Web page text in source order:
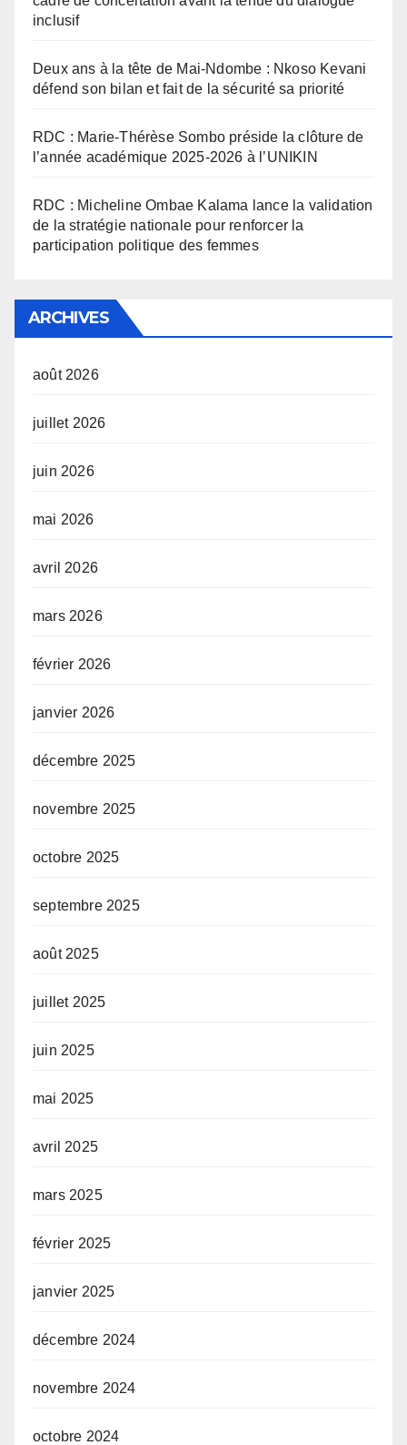
inclusif
Deux ans à la tête de Mai-Ndombe : Nkoso Kevani
défend son bilan et fait de la sécurité sa priorité
RDC : Marie-Thérèse Sombo préside la clôture de
l’année académique 2025-2026 à l’UNIKIN
RDC : Micheline Ombae Kalama lance la validation
de la stratégie nationale pour renforcer la
participation politique des femmes
ARCHIVES
août 2026
juillet 2026
juin 2026
mai 2026
avril 2026
mars 2026
février 2026
janvier 2026
décembre 2025
novembre 2025
octobre 2025
septembre 2025
août 2025
juillet 2025
juin 2025
mai 2025
avril 2025
mars 2025
février 2025
janvier 2025
décembre 2024
novembre 2024
octobre 2024